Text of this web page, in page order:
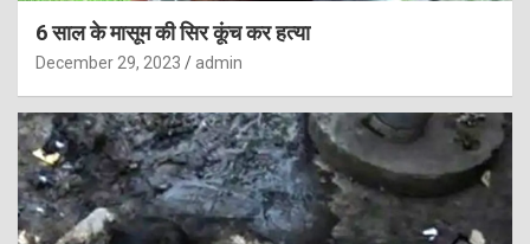
6 साल के मासूम की सिर कूंच कर हत्या
December 29, 2023 admin